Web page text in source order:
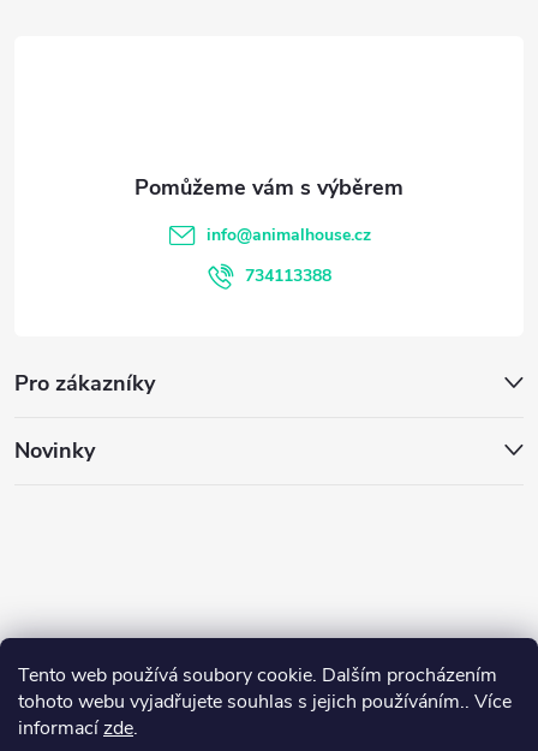
Tento web používá soubory cookie. Dalším procházením
tohoto webu vyjadřujete souhlas s jejich používáním.. Více
informacízde.
Pro zákazníky
Novinky
info@animalhouse.cz
734113388